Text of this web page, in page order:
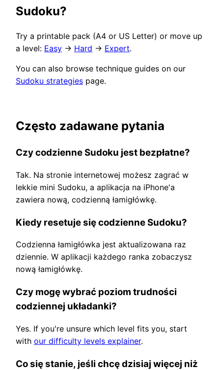
Sudoku?
Try a printable pack (A4 or US Letter) or move up
a level: Easy → Hard → Expert.
You can also browse technique guides on our
Sudoku strategies page.
Często zadawane pytania
Czy codzienne Sudoku jest bezpłatne?
Tak. Na stronie internetowej możesz zagrać w
lekkie mini Sudoku, a aplikacja na iPhone'a
zawiera nową, codzienną łamigłówkę.
Kiedy resetuje się codzienne Sudoku?
Codzienna łamigłówka jest aktualizowana raz
dziennie. W aplikacji każdego ranka zobaczysz
nową łamigłówkę.
Czy mogę wybrać poziom trudności
codziennej układanki?
Yes. If you're unsure which level fits you, start
with our difficulty levels explainer.
Co się stanie, jeśli chcę dzisiaj więcej niż